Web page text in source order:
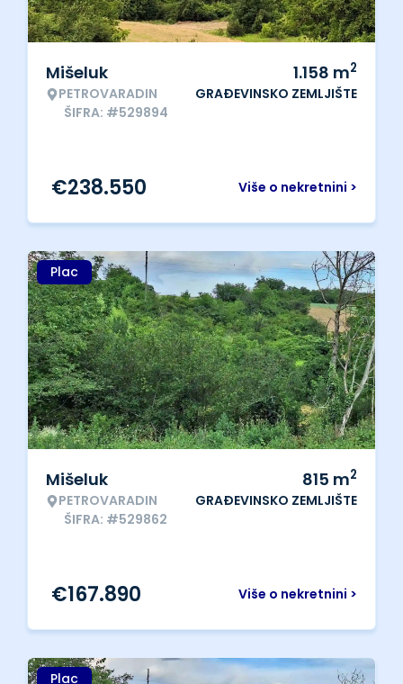
Mišeluk
PETROVARADIN
ŠIFRA: #529894
1.158 m2
GRAĐEVINSKO ZEMLJIŠTE
Više o nekretnini >
€238.550
Plac
Mišeluk
PETROVARADIN
ŠIFRA: #529862
815 m2
GRAĐEVINSKO ZEMLJIŠTE
Više o nekretnini >
€167.890
Plac